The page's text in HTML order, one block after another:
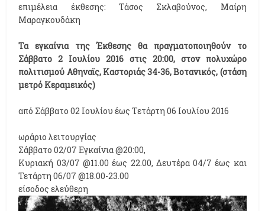
επιμέλεια έκθεσης: Τάσος Σκλαβούνος, Μαίρη
Μαραγκουδάκη
Τα εγκαίνια της Έκθεσης θα πραγματοποιηθούν το
Σάββατο 2 Ιουλίου 2016 στις 20:00, στον πολυχώρο
πολιτισμού Αθηναϊς, Καστοριάς 34-36, Βοτανικός, (στάση
μετρό Κεραμεικός)
από Σάββατο 02 Ιουλίου έως Τετάρτη 06 Ιουλίου 2016
ωράριο λειτουργίας
Σάββατο 02/07 Εγκαίνια @20:00,
Κυριακή 03/07 @11.00 έως 22.00, Δευτέρα 04/7 έως και
Τετάρτη 06/07 @18.00-23.00
είσοδος ελεύθερη